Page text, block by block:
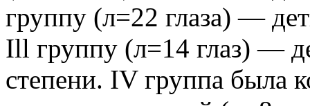
группу (л=22 глаза) —
Ill группу (л=14 глаз) —
степени. IV группа была